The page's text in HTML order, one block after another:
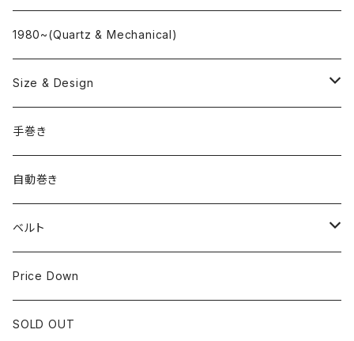
"delve"
海外ブランド
OMEGA
ROLEX
国産ブランド
SEIKO
CITIZEN
1980~(Quartz & Mechanical)
Size & Design
~24.9mm
25mm~29.9mm
30mm~34.9mm
35mm~39.9mm
40mm~
手巻き
自動巻き
ベルト
HIRSCHベルト
SSブレスレット
Price Down
SOLD OUT